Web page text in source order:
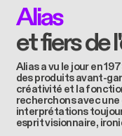
Alias
et fiers de
Alias a vu le jour en
des produits avant-
créativité et la
recherchons avec
interprétations
esprit visionnaire,